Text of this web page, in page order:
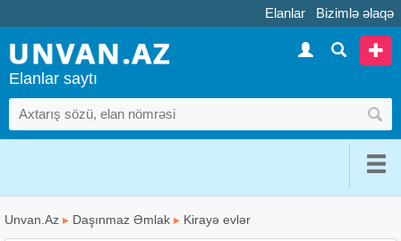
Elanlar Bizimlə əlaqə
Elanlar saytı
Unvan.Az ▸ Daşınmaz Əmlak ▸ Kirayə evlər